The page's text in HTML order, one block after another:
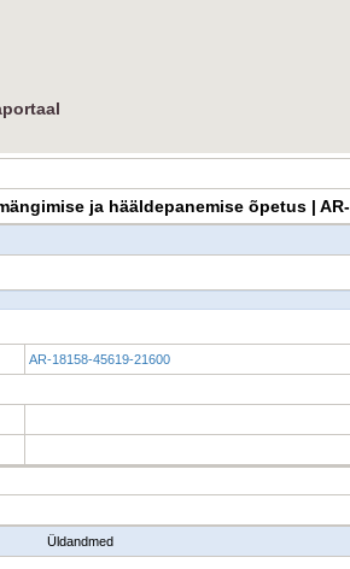
ja hääldepanemise õpetus | AR-
AR-18158-45619-21600
Üldandmed